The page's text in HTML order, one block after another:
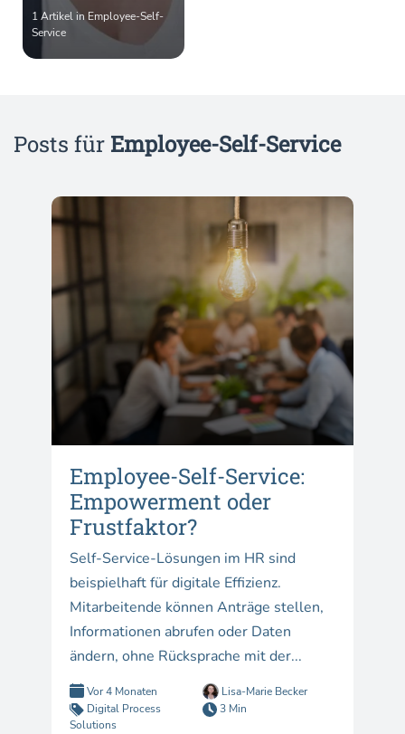
1 Artikel in Employee-Self-
Service
Posts für Employee-Self-Service
Employee-Self-Service:
Empowerment oder
Frustfaktor?
Self-Service-Lösungen im HR sind
beispielhaft für digitale Effizienz.
Mitarbeitende können Anträge stellen,
Informationen abrufen oder Daten
ändern, ohne Rücksprache mit der...
Vor 4 Monaten
Lisa-Marie Becker
Digital Process
Solutions
3 Min